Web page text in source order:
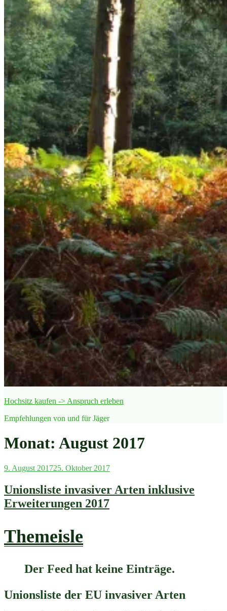
Hochsitz kaufen -> Anspruch erleben
Empfehlungen von und für Jäger
Monat: August 2017
Veröffentlicht
9. August 201725. Oktober 2017
Unionsliste invasiver Arten inklusive
Erweiterungen 2017
Themeisle
Der Feed hat keine Einträge.
Unionsliste der EU invasiver Arten